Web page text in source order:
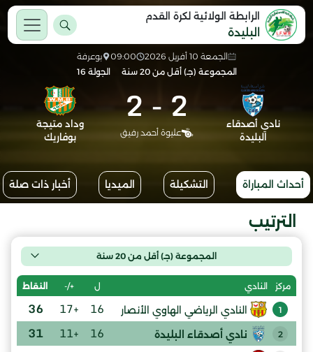
الرابطة الولائية لكرة القدم
البليدة
الجمعة 10 أفريل 2026 09:00
بوعرفة
المجموعة (جـ) أقل من 20 سنة
الجولة 16
نادي أصدقاء
البليدة
2
-
2
عليوة أحمد رفيق
وداد متيجة
بوفاريك
أحداث المباراة التشكيلة الميديا أخبار ذات صلة
الترتيب
المجموعة (جـ) أقل من 20 سنة
مركز النادي ل +/- النقاط
1 النادي الرياضي الهاوي الأنصار 16
+17
36
2 نادي أصدقاء البليدة 16
+11
31